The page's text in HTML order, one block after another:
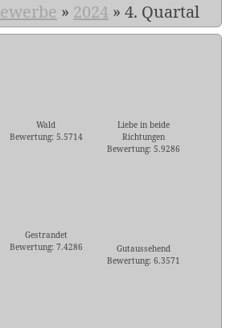
» 2024 » 4. Quartal
Wald
Bewertung: 5.5714
Liebe in beide
Richtungen
Bewertung: 5.9286
Gestrandet
Bewertung: 7.4286
Gutaussehend
Bewertung: 6.3571